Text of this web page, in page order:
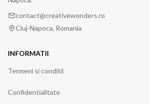
contact@creativewonders.ro
Cluj-Napoca, Romania
INFORMATII
Termeni si conditii
Confidentialitate